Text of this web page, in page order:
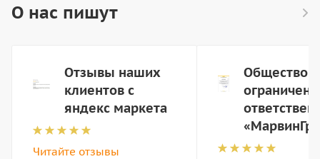
О нас пишут
Отзывы наших
клиентов с
яндекс маркета
Читайте отзывы
Общество с